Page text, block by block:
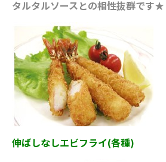
タルタルソースとの相性抜群です★
伸ばしなしエビフライ(各種)